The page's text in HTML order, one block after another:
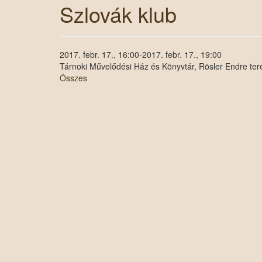
Szlovák klub
2017. febr. 17., 16:00-2017. febr. 17., 19:00
Tárnoki Művelődési Ház és Könyvtár, Rösler Endre
Összes